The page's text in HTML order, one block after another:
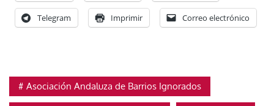
Telegram Imprimir Correo electrónico
Asociación Andaluza de Barrios Ignorados